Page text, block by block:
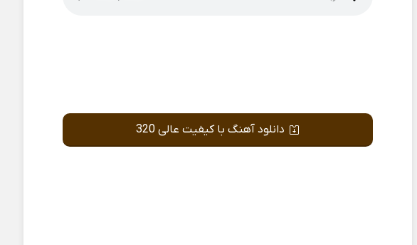
دانلود آهنگ با کیفیت عالی 320